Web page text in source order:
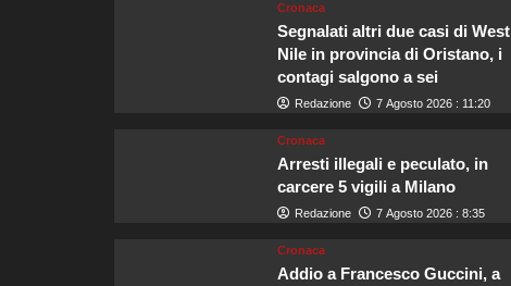
Cronaca
Segnalati altri due casi di West
Nile in provincia di Oristano, i
contagi salgono a sei
Redazione 7 Agosto 2026 : 11:20
Cronaca
Arresti illegali e peculato, in
carcere 5 vigili a Milano
Redazione 7 Agosto 2026 : 8:35
Cronaca
Addio a Francesco Guccini, a